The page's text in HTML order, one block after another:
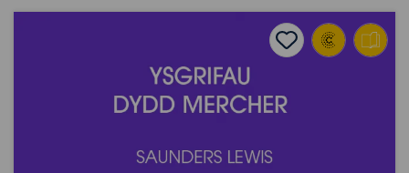
Ysgrifau Dydd Mercher – Saunders Lewis
Add to favourites
Add to favourites
Ysgrifau Dydd Mercher – Saunders Lewis
Cymraeg
DECHE